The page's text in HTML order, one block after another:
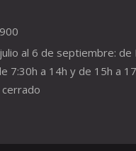
al 6 de septiembre: de
7:30h a 14h y de 15h a
cerrado